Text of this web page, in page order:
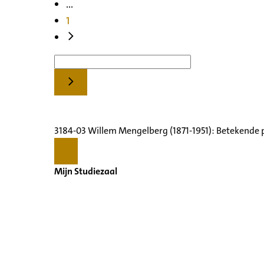
...
1
3184-03 Willem Mengelberg (1871-1951):
Mijn Studiezaal